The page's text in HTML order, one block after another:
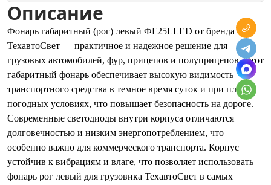
Описание
Фонарь габаритный (рог) левый ФГ25LLED от бренда
ТехавтоСвет — практичное и надежное решение для
грузовых автомобилей, фур, прицепов и полуприцепов. Этот
габаритный фонарь обеспечивает высокую видимость
транспортного средства в темное время суток и при плохих
погодных условиях, что повышает безопасность на дороге.
Современные светодиоды внутри корпуса отличаются
долговечностью и низким энергопотреблением, что
особенно важно для коммерческого транспорта. Корпус
устойчив к вибрациям и влаге, что позволяет использовать
фонарь рог левый для грузовика ТехавтоСвет в самых